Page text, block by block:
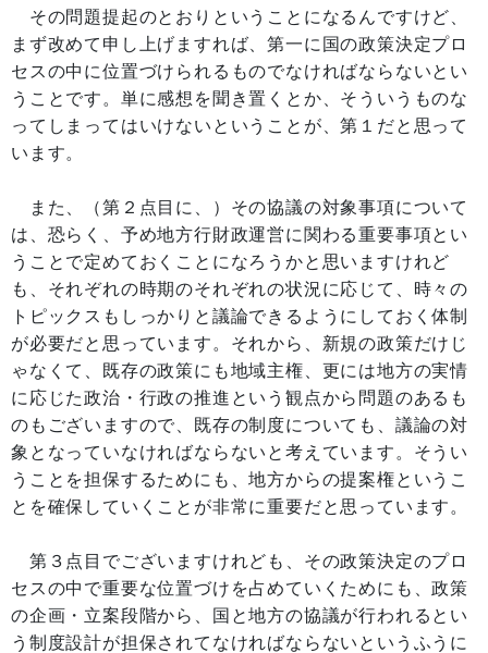
その問題提起のとおりということになるんですけど、
まず改めて申し上げますれば、第一に国の政策決定プロ
セスの中に位置づけられるものでなければならないとい
うことです。単に感想を聞き置くとか、そういうものな
ってしまってはいけないということが、第１だと思って
います。
また、（第２点目に、）その協議の対象事項について
は、恐らく、予め地方行財政運営に関わる重要事項とい
うことで定めておくことになろうかと思いますけれど
も、それぞれの時期のそれぞれの状況に応じて、時々の
トピックスもしっかりと議論できるようにしておく体制
が必要だと思っています。それから、新規の政策だけじ
ゃなくて、既存の政策にも地域主権、更には地方の実情
に応じた政治・行政の推進という観点から問題のあるも
のもございますので、既存の制度についても、議論の対
象となっていなければならないと考えています。そうい
うことを担保するためにも、地方からの提案権というこ
とを確保していくことが非常に重要だと思っています。
第３点目でございますけれども、その政策決定のプロ
セスの中で重要な位置づけを占めていくためにも、政策
の企画・立案段階から、国と地方の協議が行われるとい
う制度設計が担保されてなければならないというふうに